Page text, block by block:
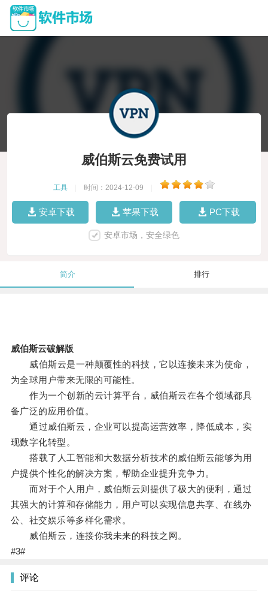
威伯斯云免费试用
工具 时间：2024-12-09
安卓下载 苹果下载 PC下载
安卓市场，安全绿色
简介 排行
威伯斯云破解版
威伯斯云是一种颠覆性的科技，它以连接未来为使命，
为全球用户带来无限的可能性。
作为一个创新的云计算平台，威伯斯云在各个领域都具
备广泛的应用价值。
通过威伯斯云，企业可以提高运营效率，降低成本，实
现数字化转型。
搭载了人工智能和大数据分析技术的威伯斯云能够为用
户提供个性化的解决方案，帮助企业提升竞争力。
而对于个人用户，威伯斯云则提供了极大的便利，通过
其强大的计算和存储能力，用户可以实现信息共享、在线办
公、社交娱乐等多样化需求。
威伯斯云，连接你我未来的科技之网。
#3#
评论